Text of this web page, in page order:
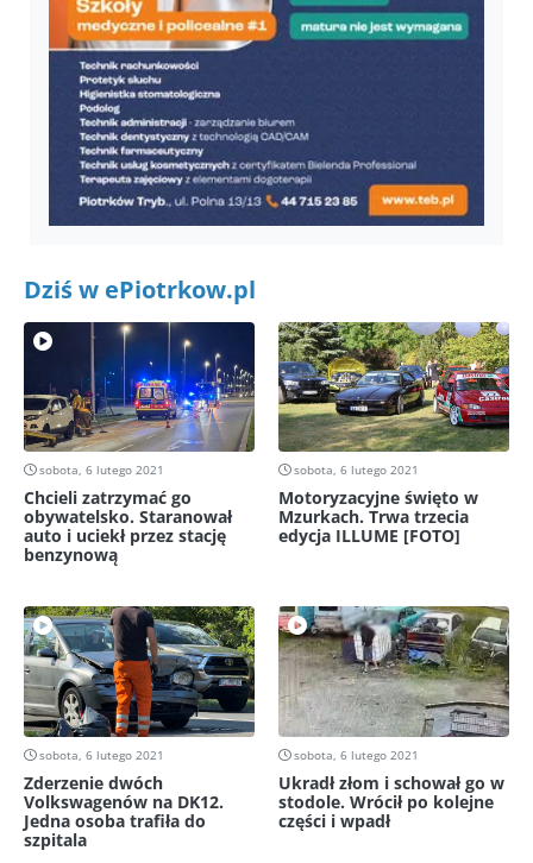
Dziś w ePiotrkow.pl
sobota, 6 lutego 2021
Chcieli zatrzymać go
obywatelsko. Staranował
auto i uciekł przez stację
benzynową
sobota, 6 lutego 2021
Motoryzacyjne święto w
Mzurkach. Trwa trzecia
edycja ILLUME [FOTO]
sobota, 6 lutego 2021
Zderzenie dwóch
Volkswagenów na DK12.
Jedna osoba trafiła do
szpitala
sobota, 6 lutego 2021
Ukradł złom i schował go w
stodole. Wrócił po kolejne
części i wpadł